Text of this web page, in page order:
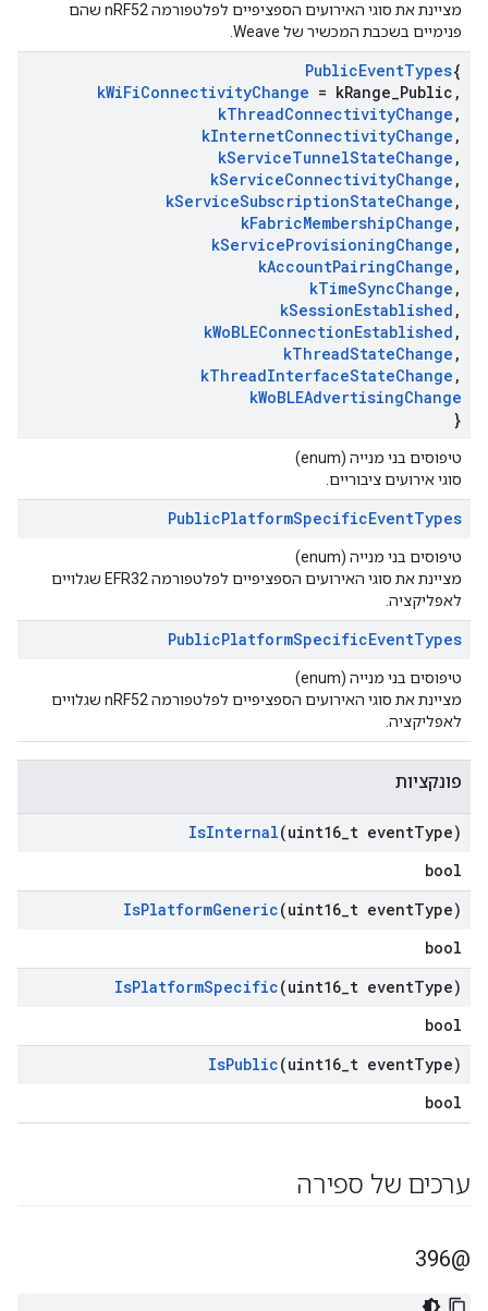
מציינת את סוגי האירועים הספציפיים לפלטפורמה nRF52 שהם
פנימיים בשכבת המכשיר של Weave.
PublicEventTypes{
kWiFiConnectivityChange = kRange Public ,
kThreadConnectivityChange ,
kInternetConnectivityChange ,
kServiceTunnelStateChange ,
kServiceConnectivityChange ,
kServiceSubscriptionStateChange ,
kFabricMembershipChange ,
kServiceProvisioningChange ,
kAccountPairingChange ,
kTimeSyncChange ,
kSessionEstablished ,
kWoBLEConnectionEstablished ,
kThreadStateChange ,
kThreadInterfaceStateChange ,
kWoBLEAdvertisingChange
}
טיפוסים בני מנייה (enum)
סוגי אירועים ציבוריים.
PublicPlatformSpecificEventTypes
טיפוסים בני מנייה (enum)
מציינת את סוגי האירועים הספציפיים לפלטפורמה EFR32 שגלויים
לאפליקציה.
PublicPlatformSpecificEventTypes
טיפוסים בני מנייה (enum)
מציינת את סוגי האירועים הספציפיים לפלטפורמה nRF52 שגלויים
לאפליקציה.
פונקציות
IsInternal(uint16 t eventType)
bool
IsPlatformGeneric(uint16 t eventType)
bool
IsPlatformSpecific(uint16 t eventType)
bool
IsPublic(uint16 t eventType)
bool
ערכים של ספירה
@396